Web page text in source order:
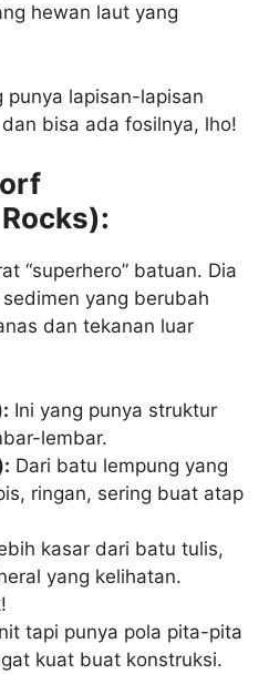
hewan laut yang
punya lapisan-lapisan
bisa ada fosilnya, lho!
“superhero” batuan. Dia
yang berubah
dan tekanan luar
Ini yang punya struktur
lembar.
Dari batu lempung yang
ringan, sering buat atap
kasar dari batu tulis,
yang kelihatan.
tapi punya pola pita-pita
kuat buat konstruksi.